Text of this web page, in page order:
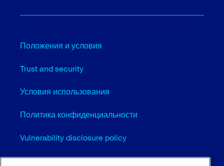
Положения и условия
Trust and security
Условия использования
Политика конфиденциальности
Vulnerability disclosure policy
Cookie settings (EN)